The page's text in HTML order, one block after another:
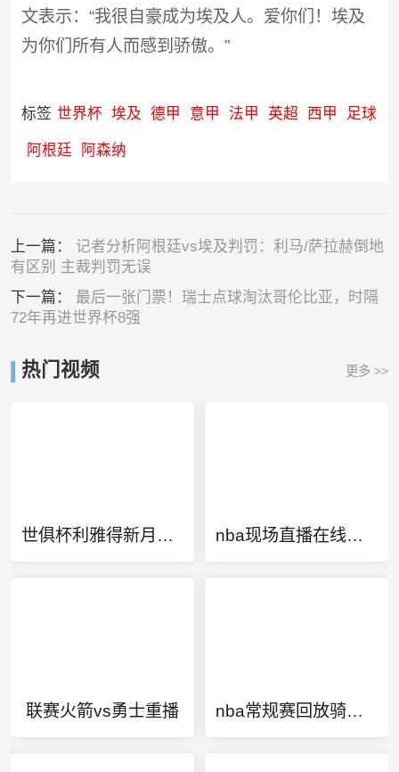
文表示：“我很自豪成为埃及人。爱你们！埃及
为你们所有人而感到骄傲。”
标签 世界杯 埃及 德甲 意甲 法甲 英超 西甲 足球
阿根廷 阿森纳
上一篇： 记者分析阿根廷vs埃及判罚：利马/萨拉赫倒地
有区别 主裁判罚无误
下一篇： 最后一张门票！瑞士点球淘汰哥伦比亚，时隔
72年再进世界杯8强
热门视频 更多 >>
世俱杯利雅得新月直播 nba现场直播在线观看免费
联赛火箭vs勇士重播 nba常规赛回放骑士vs勇士